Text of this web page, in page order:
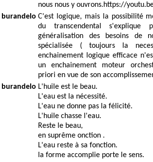
nous nous y ouvrons.https://
burandelo C'est logique, mais la possibilité
du transcendental
généralisation des besoins de
spécialisée ( toujours la
enchainement logique efficace
un enchainement moteur
priori en vue de son
burandelo L'huile est le beau.
L'eau est la nécessité.
L'eau ne donne pas la félicité.
L'huile chasse l'eau.
Reste le beau,
en suprême onction .
L'eau reste à sa fonction.
la forme accomplie porte le sens.